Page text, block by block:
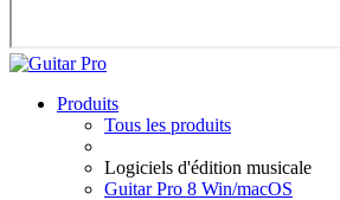
Produits
Tous les produits
Logiciels d'édition musicale
Guitar Pro 8 Win/macOS